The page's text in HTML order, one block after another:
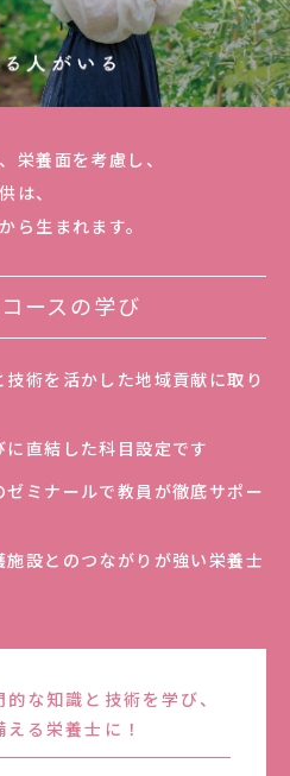
栄養面を考慮し、
は、
ら生まれます。
ースの学び
技術を活かした地域貢献に取り
直結した科目設定です
ミナールで教員が徹底サポー
設とのつながりが強い栄養士
な知識と技術を学び、
る栄養士に！